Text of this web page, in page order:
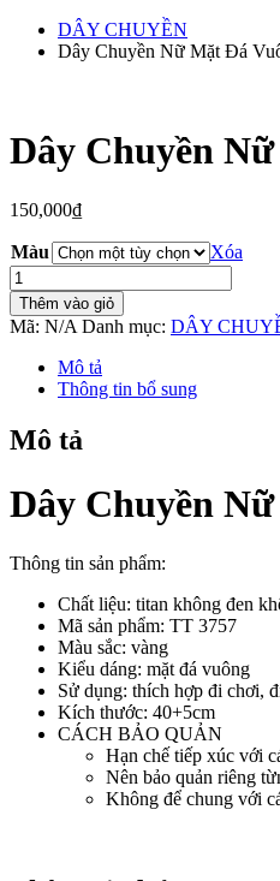
DÂY CHUYỀN
Dây Chuyền Nữ Mặt Đá
Dây Chuyền
150,000₫
Màu
Xóa
Dây
Chuyền
Nữ
Mặt
Vuông
Ko
Đen
3757
số
Thêm vào giỏ
Mã: N/A Danh mục: DÂY
Mô tả
Thông tin bổ sung
Mô tả
Dây Chuyền
Thông tin sản phẩm:
Chất liệu: titan không đen
Mã sản phẩm: TT 3757
Màu sắc: vàng
Kiểu dáng: mặt đá vuông
Sử dụng: thích hợp đi chơi,
Kích thước: 40+5cm
CÁCH BẢO QUẢN
Hạn chế tiếp xúc với
Nên bảo quản riêng
Không để chung với